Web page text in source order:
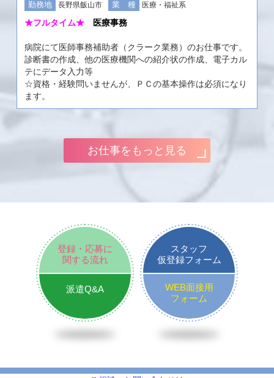
長野県飯山市 医療・福祉系
★フルタイム★ 医療事務
病院にて医師事務補助者（クラーク業務）のお仕事です。
診断書の作成、他の医療機関への紹介状の作成、電子カル
テにデータ入力等
☆資格・経験問いませんが、ＰＣの基本操作は必須になり
ます。
お仕事をもっと見る
登録・応募に
関する流れ
派遣Q&A
スタッフ
仮登録フォーム
WEB面接用
フォーム